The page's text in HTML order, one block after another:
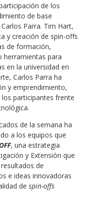
de los
de base
Parra. Tim Hart,
y creación de spin-offs
de formación,
herramientas para
en la universidad en
Carlos Parra ha
y emprendimiento,
participantes frente
de la semana ha
a los equipos que
, una estrategia
y Extensión que
de
e ideas innovadoras
de spin-offs